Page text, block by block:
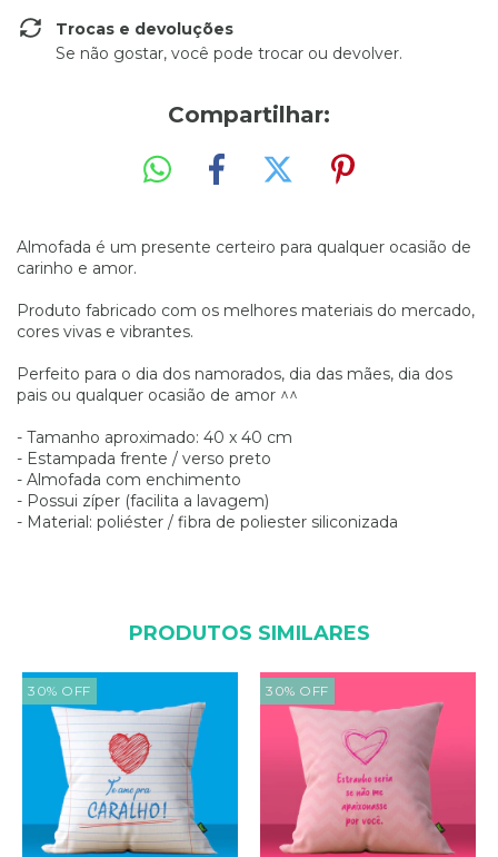
Trocas e devoluções
Se não gostar, você pode trocar ou devolver.
Compartilhar:
Almofada é um presente certeiro para qualquer ocasião de
carinho e amor.
Produto fabricado com os melhores materiais do mercado,
cores vivas e vibrantes.
Perfeito para o dia dos namorados, dia das mães, dia dos
pais ou qualquer ocasião de amor ^^
- Tamanho aproximado: 40 x 40 cm
- Estampada frente / verso preto
- Almofada com enchimento
- Possui zíper (facilita a lavagem)
- Material: poliéster / fibra de poliester siliconizada
PRODUTOS SIMILARES
30% OFF 30% OFF